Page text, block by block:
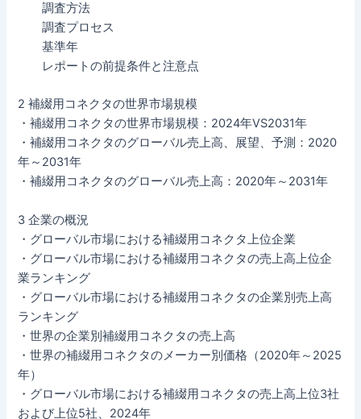
調査方法
調査プロセス
基準年
レポートの前提条件と注意点
2 補綴用コネクタの世界市場規模
・補綴用コネクタの世界市場規模：2024年VS2031年
・補綴用コネクタのグローバル売上高、展望、予測：2020
年～2031年
・補綴用コネクタのグローバル売上高：2020年～2031年
3 企業の概況
・グローバル市場における補綴用コネクタ上位企業
・グローバル市場における補綴用コネクタの売上高上位企
業ランキング
・グローバル市場における補綴用コネクタの企業別売上高
ランキング
・世界の企業別補綴用コネクタの売上高
・世界の補綴用コネクタのメーカー別価格（2020年～2025
年）
・グローバル市場における補綴用コネクタの売上高上位3社
および上位5社、2024年